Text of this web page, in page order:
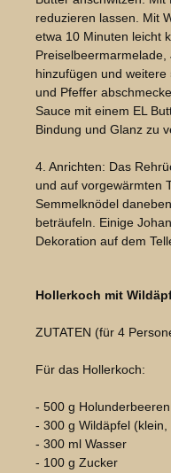
reduzieren lassen. Mit
etwa 10 Minuten leicht
hinzufügen und
und Pfeffer
Sauce mit einem EL
Bindung und Glanz zu
4. Anrichten: Das
und auf vorgewärmten
Semmelknödel
beträufeln. Einige
Dekoration auf dem
Hollerkoch mit
ZUTATEN (für 4
Für das Hollerkoch:
- 500 g
- 300 g Wildäpfel (klein,
- 300 ml Wasser
- 100 g Zucker